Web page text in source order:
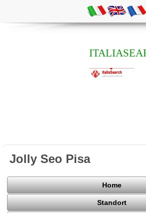
Jolly Seo Pisa
Home
Standort